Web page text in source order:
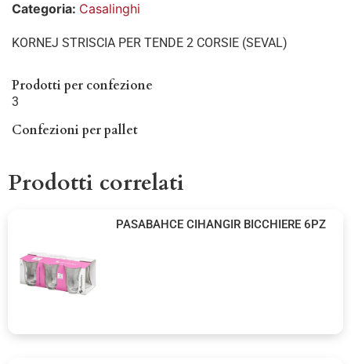
Categoria: Casalinghi
KORNEJ STRISCIA PER TENDE 2 CORSIE (SEVAL)
Prodotti per confezione
3
Confezioni per pallet
Prodotti correlati
PASABAHCE CIHANGIR BICCHIERE 6PZ